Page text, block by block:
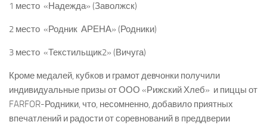
1 место ­ «Надежда» (Заволжск)
2 место ­ «Родник ­ АРЕНА» (Родники)
3 место ­ «Текстильщик­2» (Вичуга)
Кроме медалей, кубков и грамот девчонки получили
индивидуальные призы от ООО «Рижский Хлеб» и пиццы от
FARFOR-­Родники, что, несомненно, добавило приятных
впечатлений и радости от соревнований в преддверии